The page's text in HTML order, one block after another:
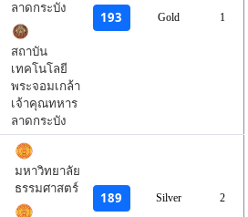
ลาดกระบัง
สถาบัน
เทคโนโลยี
พระจอมเกล้า
เจ้าคุณทหาร
ลาดกระบัง
193 Gold 1
มหาวิทยาลัย
ธรรมศาสตร์
189 Silver 2